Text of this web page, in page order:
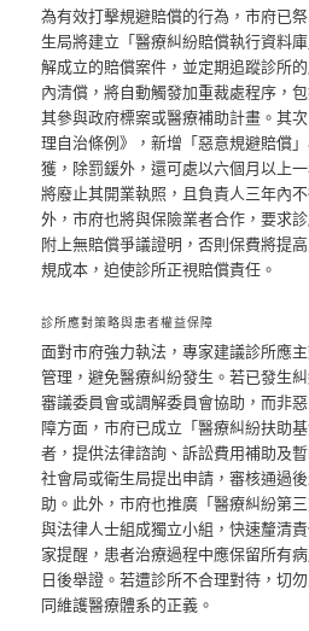
為有效打擊規避賠償的行為，市府已
生局將建立「醫療糾紛賠償執行資料
解成立的賠償案件，並定期追蹤診所
內清償，將自動觸發加重裁處程序，
其參與政府標案或醫療補助計畫。其
理自治條例》，新增「惡意規避賠償
獲，除罰鍰外，還可處以六個月以上
將廢止其開業執照，且負責人三年內
外，市府也將與保險業者合作，要求
附上無賠償爭議證明，否則保費將提
規成本，迫使診所正視賠償責任。
診所應對策略與患者權益保障
面對市府強力執法，專家建議診所應
管理，避免醫療糾紛發生。若已發生
審議委員會或調解委員會協助，而非
障方面，市府已成立「醫療糾紛扶助
者，提供法律諮詢、訴訟費用補助及
社會局或衛生局提出申請，審核通過
助。此外，市府也推廣「醫療糾紛第
與法律人士組成獨立小組，快速釐清
家提醒，患者治療過程中應保留所有
日後舉證。若遭診所不合理對待，切
同維護醫療體系的正義。